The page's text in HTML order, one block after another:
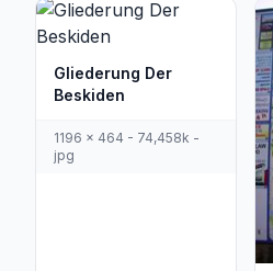
Gliederung Der
Beskiden
1196 x 464 - 74,458k -
jpg